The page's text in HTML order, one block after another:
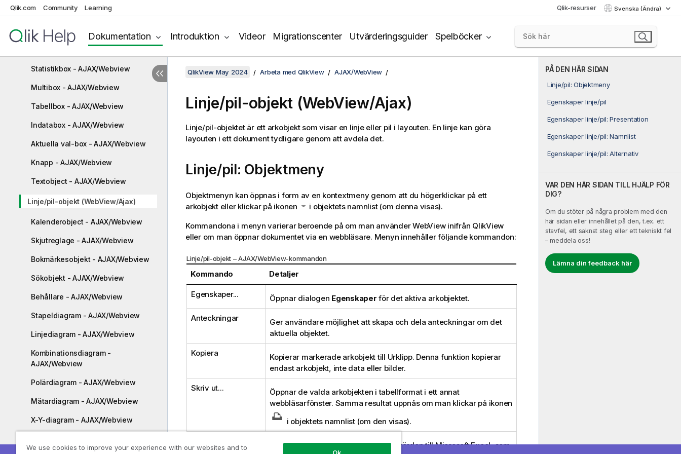
Qlik.com Community Learning Qlik-resurser Svenska (Ändra)
Dokumentation Introduktion Videor Migrationscenter Utvärderingsguider Spelböcker
Verktygsfält
Lager
Statistikbox - AJAX/Webview
Multibox - AJAX/Webview
Tabellbox - AJAX/Webview
Indatabox - AJAX/Webview
Aktuella val-box - AJAX/Webview
Knapp - AJAX/Webview
Textobject - AJAX/Webview
Linje/pil-objekt (WebView/Ajax)
Kalenderobject - AJAX/Webview
Skjutreglage - AJAX/Webview
Bokmärkesobjekt - AJAX/Webview
Sökobjekt - AJAX/Webview
Behållare - AJAX/Webview
Stapeldiagram - AJAX/Webview
Linjediagram - AJAX/Webview
Kombinationsdiagram -
AJAX/Webview
Polärdiagram - AJAX/Webview
Mätardiagram - AJAX/Webview
X-Y-diagram - AJAX/Webview
PÅ DEN HÄR SIDAN
Linje/pil: Objektmeny
Egenskaper linje/pil
Egenskaper linje/pil: Presentation
Egenskaper linje/pil: Namnlist
Egenskaper linje/pil: Alternativ
VAR DEN HÄR SIDAN TILL HJÄLP FÖR
DIG?
Om du stöter på några problem med den
här sidan eller innehållet på den, t.ex. ett
stavfel, ett saknat steg eller ett tekniskt fel
– meddela oss!
Lämna din feedback här
QlikView May 2024 Arbeta med QlikView AJAX/WebView
Linje/pil-objekt (WebView/Ajax)
Linje/pil-objektet är ett arkobjekt som visar en linje eller pil i layouten. En linje kan göra
layouten i ett dokument tydligare genom att avdela det.
Linje/pil: Objektmeny
Objektmenyn kan öppnas i form av en kontextmeny genom att du högerklickar på ett
arkobjekt eller klickar på ikonen
i objektets namnlist (om denna visas).
Kommandona i menyn varierar beroende på om man använder WebView inifrån QlikView
eller om man öppnar dokumentet via en webbläsare. Menyn innehåller följande kommandon:
Linje/pil-objekt – AJAX/WebView-kommandon
Kommando Detaljer
Egenskaper... Öppnar dialogen Egenskaper för det aktiva arkobjektet.
Anteckningar
Ger användare möjlighet att skapa och dela anteckningar om det
aktuella objektet.
Kopiera
Kopierar markerade arkobjekt till Urklipp. Denna funktion kopierar
endast arkobjekt, inte data eller bilder.
Skriv ut...
Öppnar de valda arkobjekten i tabellformat i ett annat
webbläsarfönster. Samma resultat uppnås om man klickar på ikonen
i objektets namnlist (om den visas).
Exporterar möjliga (inklusive valda) värden till Microsoft Excel, som
We use cookies to improve your experience with our websites and to